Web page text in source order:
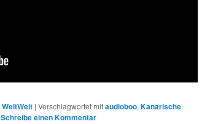
WeltWeit | Verschlagwortet mitaudioboo, Kanarische
Schreibe einen Kommentar